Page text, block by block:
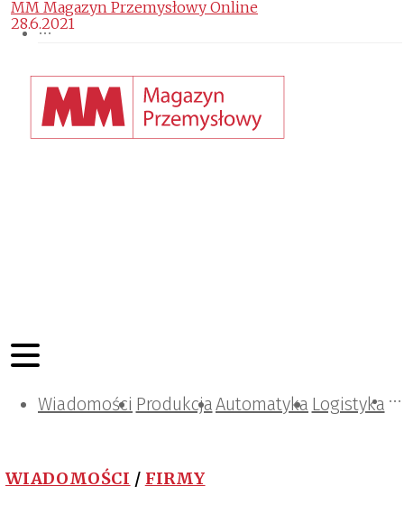
Wiadomości ProdukcjaAutomatyka Logistyka
Projektowanie i konstrukcje
Zarządzanie i IT
Tematy specjalne
WIADOMOŚCI / FIRMY
MM Magazyn Przemysłowy Online
28.6.2021